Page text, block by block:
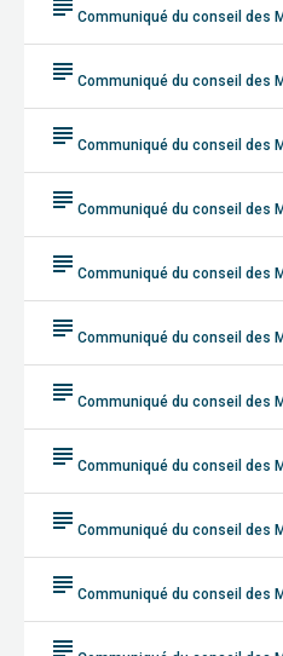
subject Communiqué du conseil des
subject Communiqué du conseil des
subject Communiqué du conseil des
subject Communiqué du conseil des
subject Communiqué du conseil des
subject Communiqué du conseil des
subject Communiqué du conseil des
subject Communiqué du conseil des
subject Communiqué du conseil des
subject Communiqué du conseil des
subject